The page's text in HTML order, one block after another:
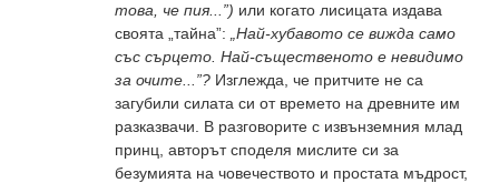
това, че пия...”) или когато лисицата издава
своята „тайна”:
„Най-хубавото се вижда само
със сърцето. Най-същественото е невидимо
за очите...”? Изглежда, че притчите не са
загубили силата си от времето на древните им
разказвачи. В разговорите с извънземния млад
принц, авторът споделя мислите си за
безумията на човечеството и простата мъдрост,